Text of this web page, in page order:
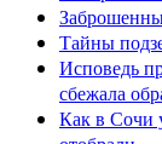
Тайны
Исповедь
сбежала
Как в Сочи